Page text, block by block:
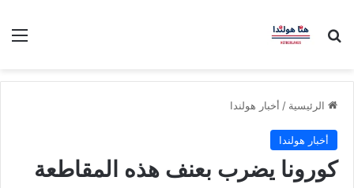
بحث عن
الرئيسية / أخبار هولندا
أخبار هولندا
كورونا يضرب بعنف هذه المقاطعة